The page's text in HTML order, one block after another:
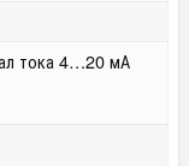
тока 4…20 мА